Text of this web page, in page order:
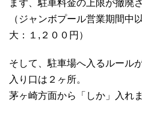
まず、駐車料金の上限が撤廃
（ジャンボプール営業期間中
大：１,２００円）
そして、駐車場へ入るルール
入り口は２ヶ所。
茅ヶ崎方面から「しか」入れま